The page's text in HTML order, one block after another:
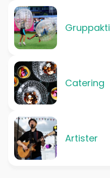
Catering
Artister